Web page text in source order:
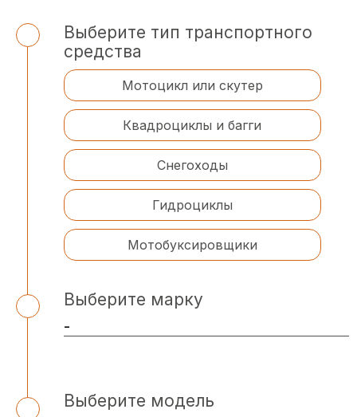
Выберите тип транспортного
средства
Мотоцикл или скутер
Квадроциклы и багги
Снегоходы
Гидроциклы
Мотобуксировщики
Выберите марку
Выберите модель